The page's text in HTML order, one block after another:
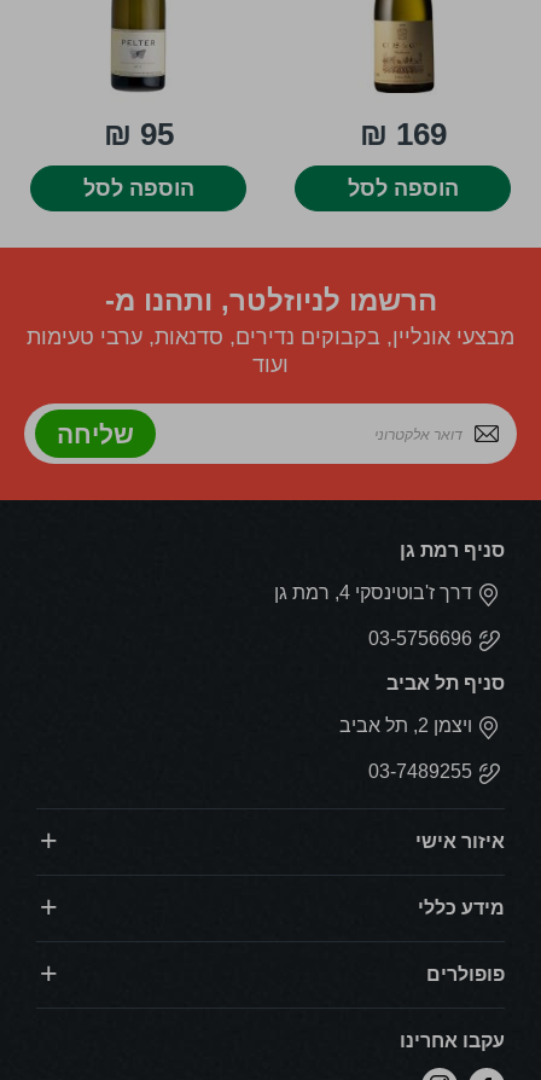
169 ₪
הוספה לסל
95 ₪
הוספה לסל
הרשמו לניוזלטר, ותהנו מ-
מבצעי אונליין, בקבוקים נדירים, סדנאות, ערבי טעימות
ועוד
שליחה
סניף רמת גן
דרך ז'בוטינסקי 4, רמת גן
03-5756696
סניף תל אביב
ויצמן 2, תל אביב
03-7489255
איזור אישי
מידע כללי
פופולרים
עקבו אחרינו